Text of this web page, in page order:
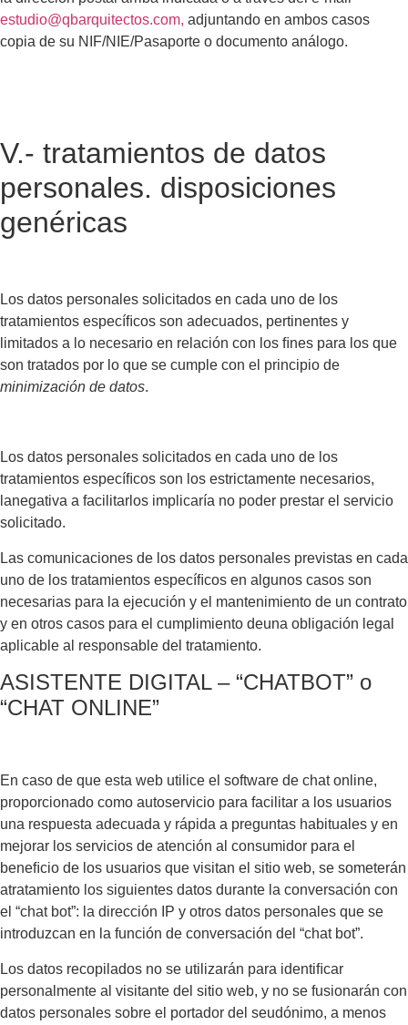
estudio@qbarquitectos.com, adjuntando en ambos casos
copia de su NIF/NIE/Pasaporte o documento análogo.
V.- tratamientos de datos
personales. disposiciones
genéricas
Los datos personales solicitados en cada uno de los
tratamientos especíﬁcos son adecuados, pertinentes y
limitados a lo necesario en relación con los ﬁnes para los que
son tratados por lo que se cumple con el principio de
minimización de datos.
Los datos personales solicitados en cada uno de los
tratamientos especíﬁcos son los estrictamente necesarios,
lanegativa a facilitarlos implicaría no poder prestar el servicio
solicitado.
Las comunicaciones de los datos personales previstas en cada
uno de los tratamientos especíﬁcos en algunos casos son
necesarias para la ejecución y el mantenimiento de un contrato
y en otros casos para el cumplimiento deuna obligación legal
aplicable al responsable del tratamiento.
ASISTENTE DIGITAL – “CHATBOT” o
“CHAT ONLINE”
En caso de que esta web utilice el software de chat online,
proporcionado como autoservicio para facilitar a los usuarios
una respuesta adecuada y rápida a preguntas habituales y en
mejorar los servicios de atención al consumidor para el
beneﬁcio de los usuarios que visitan el sitio web, se someterán
atratamiento los siguientes datos durante la conversación con
el “chat bot”: la dirección IP y otros datos personales que se
introduzcan en la función de conversación del “chat bot”.
Los datos recopilados no se utilizarán para identiﬁcar
personalmente al visitante del sitio web, y no se fusionarán con
datos personales sobre el portador del seudónimo, a menos